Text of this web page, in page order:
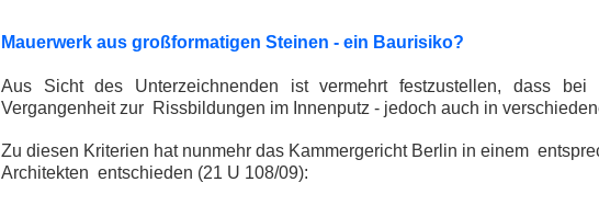
Mauerwerk aus großformatigen Steinen - ein Baurisiko?
Aus Sicht des Unterzeichnenden ist vermehrt festzustellen, dass
Vergangenheit zur Rissbildungen im Innenputz - jedoch auch in
Zu diesen Kriterien hat nunmehr das Kammergericht Berlin in einem
Architekten entschieden (21 U 108/09):